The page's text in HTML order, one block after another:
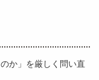
か」を厳しく問い直